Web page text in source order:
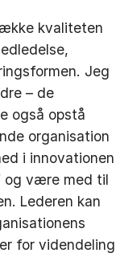
kvaliteten
Jeg
– de
også opstå
organisation
i innovationen
og være med til
Lederen kan
for videndeling